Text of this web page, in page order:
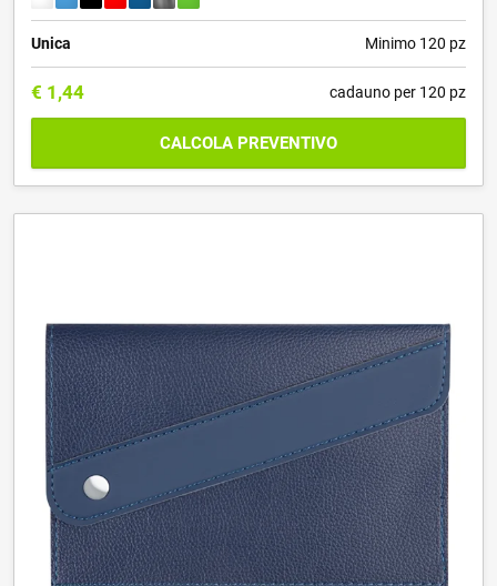
Unica Minimo 120 pz
€ 1,44 cadauno per 120 pz
CALCOLA PREVENTIVO